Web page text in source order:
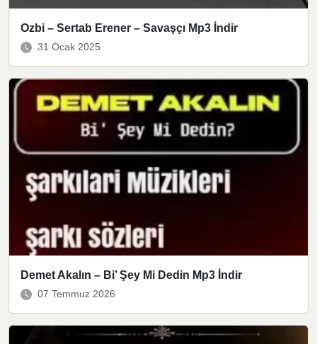
Ozbi – Sertab Erener – Savaşçı Mp3 İndir
31 Ocak 2025
Demet Akalın – Bi’ Şey Mi Dedin Mp3 İndir
07 Temmuz 2026